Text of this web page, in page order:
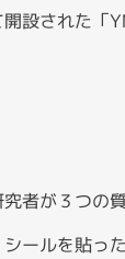
された「
者が３つの
ールを貼っ